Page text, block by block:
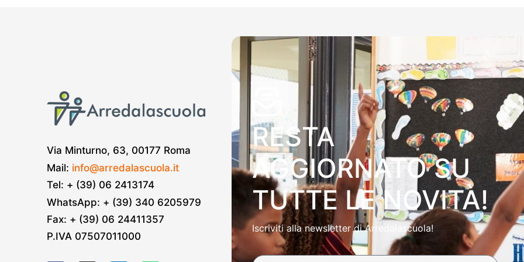
Via Minturno, 63, 00177 Roma
Mail: info@arredalascuola.it
Tel: + (39) 06 2413174
WhatsApp: + (39) 340 6205979
Fax: + (39) 06 24411357
P.IVA 07507011000
RESTA
AGGIORNATO SU
TUTTE LE NOVITÀ!
Iscriviti alla newsletter di Arredalascuola!